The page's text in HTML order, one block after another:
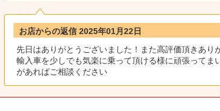
お店からの返信 2025年01月22日
先日はありがとうございました！また高評価頂きあり
輸入車を少しでも気楽に乗って頂ける様に頑張ってま
があればご相談ください